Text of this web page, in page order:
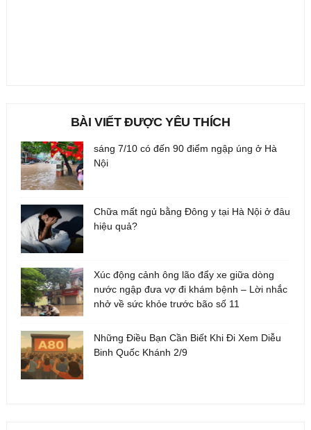
BÀI VIẾT ĐƯỢC YÊU THÍCH
sáng 7/10 có đến 90 điểm ngập úng ở Hà
Nội
Chữa mất ngủ bằng Đông y tại Hà Nội ở đâu
hiệu quả?
Xúc động cảnh ông lão đẩy xe giữa dòng
nước ngập đưa vợ đi khám bệnh – Lời nhắc
nhở về sức khỏe trước bão số 11
Những Điều Bạn Cần Biết Khi Đi Xem Diễu
Binh Quốc Khánh 2/9